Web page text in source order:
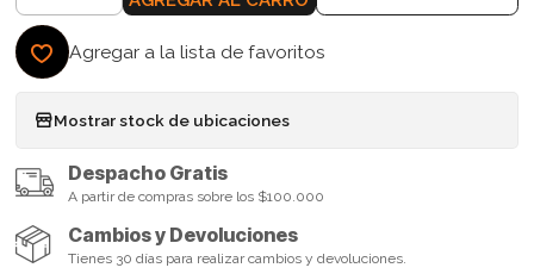
Agregar a la lista de favoritos
Mostrar stock de ubicaciones
Despacho Gratis
A partir de compras sobre los $100.000
Cambios y Devoluciones
Tienes 30 días para realizar cambios y devoluciones.